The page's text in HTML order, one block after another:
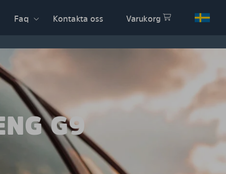
Faq Kontakta oss Varukorg
G9